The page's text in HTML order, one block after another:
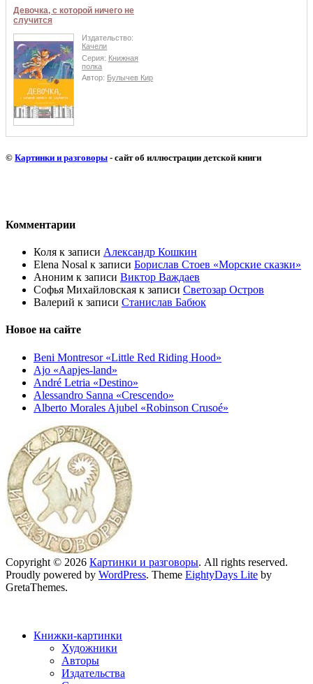
Девочка, с которой ничего не
случится
Издательство:
Качели
Серия: Книжная
полка
Автор: Булычев Кир
© Картинки и разговоры - сайт об иллюстрации детской книги
Комментарии
Коля к записи Александр Кошкин
Elena Nosal к записи Борислав Стоев «Морские сказки»
Аноним к записи Виктор Важдаев
Софья Михайловская к записи Светозар Остров
Валерий к записи Станислав Бабюк
Новое на сайте
Beni Montresor «Little Red Riding Hood»
Ajo «Aapjes-land»
André Letria «Destino»
Alessandro Sanna «Crescendo»
Alberto Morales Ajubel «Robinson Crusoé»
Copyright © 2026 Картинки и разговоры. All rights reserved.
Proudly powered by WordPress. Theme EightyDays Lite by
GretaThemes.
Книжки-картинки
Художники
Авторы
Издательства